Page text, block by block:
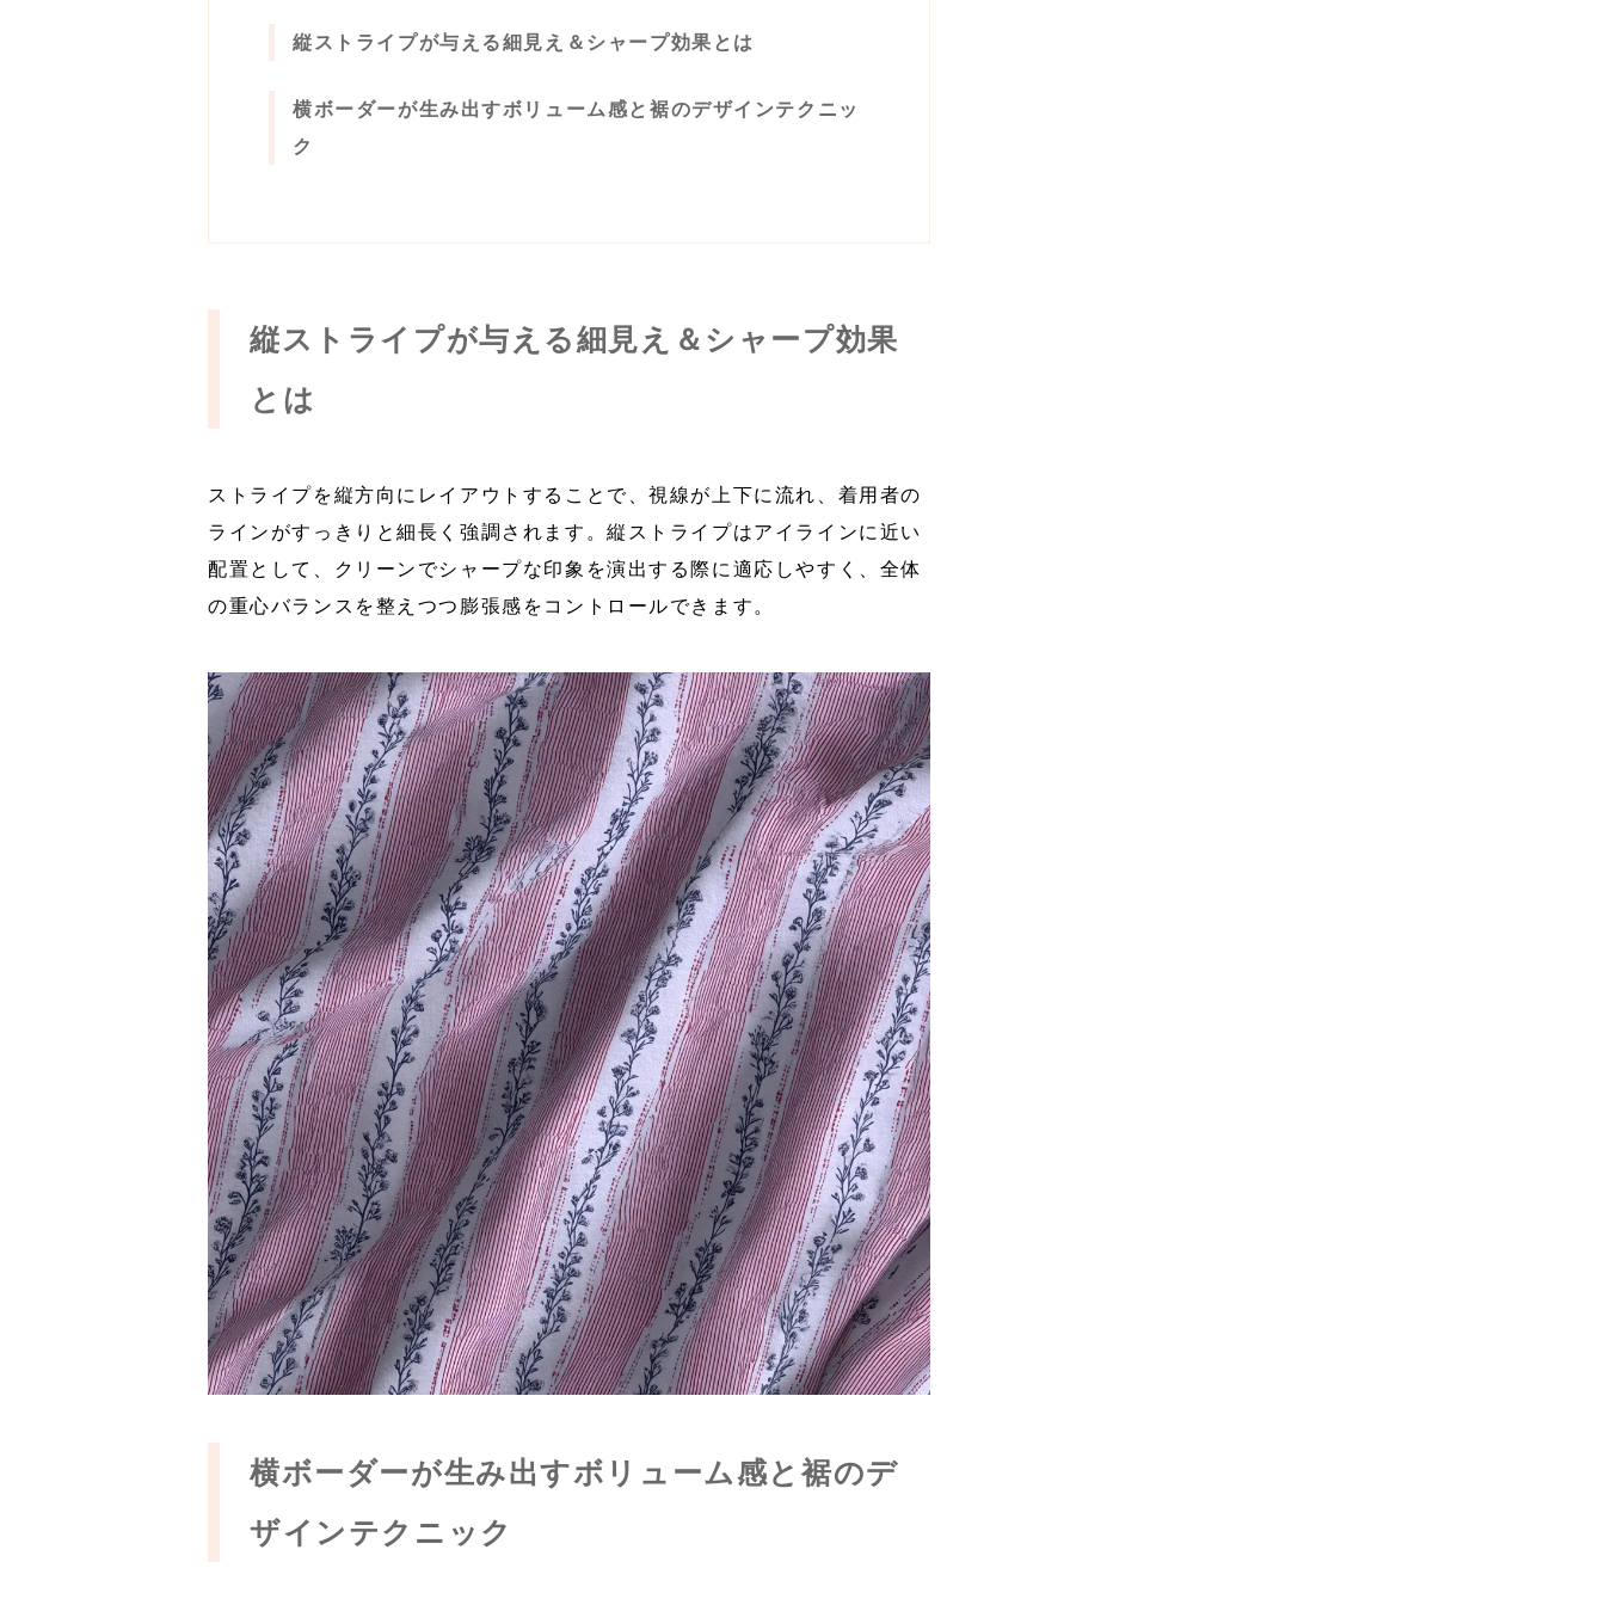
縦ストライプが与える細見え＆シャープ効果とは
横ボーダーが生み出すボリューム感と裾のデザインテクニッ
ク
縦ストライプが与える細見え＆シャープ効果
とは
ストライプを縦方向にレイアウトすることで、視線が上下に流れ、着用者の
ラインがすっきりと細長く強調されます。縦ストライプはアイラインに近い
配置として、クリーンでシャープな印象を演出する際に適応しやすく、全体
の重心バランスを整えつつ膨張感をコントロールできます。
横ボーダーが生み出すボリューム感と裾のデ
ザインテクニック